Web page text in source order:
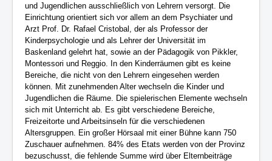
und Jugendlichen ausschließlich von Lehrern versorgt. Die
Einrichtung orientiert sich vor allem an dem Psychiater und
Arzt Prof. Dr. Rafael Cristobal, der als Professor der
Kinderpsychologie und als Lehrer der Universität im
Baskenland gelehrt hat, sowie an der Pädagogik von Pikkler,
Montessori und Reggio. In den Kinderräumen gibt es keine
Bereiche, die nicht von den Lehrern eingesehen werden
können. Mit zunehmenden Alter wechseln die Kinder und
Jugendlichen die Räume. Die spielerischen Elemente wechseln
sich mit Unterricht ab. Es gibt verschiedene Bereiche,
Freizeitorte und Arbeitsinseln für die verschiedenen
Altersgruppen. Ein großer Hörsaal mit einer Bühne kann 750
Zuschauer aufnehmen. 84% des Etats werden von der Provinz
bezuschusst, die fehlende Summe wird über Elternbeiträge